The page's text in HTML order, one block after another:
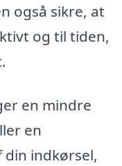
også sikre, at
og til tiden,
en mindre
en
indkørsel,